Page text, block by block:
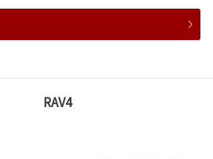
RAV4